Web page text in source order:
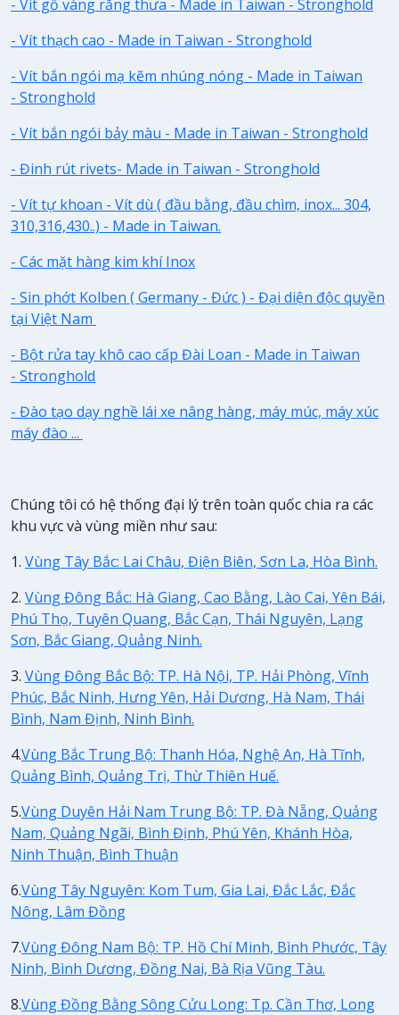
- Vít gỗ vàng răng thưa - Made in Taiwan - Stronghold
- Vít thạch cao - Made in Taiwan - Stronghold
- Vít bắn ngói mạ kẽm nhúng nóng - Made in Taiwan
- Stronghold
- Vít bắn ngói bảy màu - Made in Taiwan - Stronghold
- Đinh rút rivets- Made in Taiwan - Stronghold
- Vít tự khoan - Vít dù ( đầu bằng, đầu chìm, inox... 304,
310,316,430..) - Made in Taiwan.
- Các mặt hàng kim khí Inox
- Sin phớt Kolben ( Germany - Đức ) - Đại diện độc quyền
tại Việt Nam
- Bột rửa tay khô cao cấp Đài Loan - Made in Taiwan
- Stronghold
- Đào tạo dạy nghề lái xe nâng hàng, máy múc, máy xúc
máy đào ...
Chúng tôi có hệ thống đại lý trên toàn quốc chia ra các
khu vực và vùng miền như sau:
1. Vùng Tây Bắc: Lai Châu, Điện Biên, Sơn La, Hòa Bình.
2. Vùng Đông Bắc: Hà Giang, Cao Bằng, Lào Cai, Yên Bái,
Phú Thọ, Tuyên Quang, Bắc Cạn, Thái Nguyên, Lạng
Sơn, Bắc Giang, Quảng Ninh.
3. Vùng Đông Bắc Bộ: TP. Hà Nội, TP. Hải Phòng, Vĩnh
Phúc, Bắc Ninh, Hưng Yên, Hải Dương, Hà Nam, Thái
Bình, Nam Định, Ninh Bình.
4.Vùng Bắc Trung Bộ: Thanh Hóa, Nghệ An, Hà Tĩnh,
Quảng Bình, Quảng Trị, Thừ Thiên Huế.
5.Vùng Duyên Hải Nam Trung Bộ: TP. Đà Nẵng, Quảng
Nam, Quảng Ngãi, Bình Định, Phú Yên, Khánh Hòa,
Ninh Thuận, Bình Thuận
6.Vùng Tây Nguyên: Kom Tum, Gia Lai, Đắc Lắc, Đắc
Nông, Lâm Đồng
7.Vùng Đông Nam Bộ: TP. Hồ Chí Minh, Bình Phước, Tây
Ninh, Bình Dương, Đồng Nai, Bà Rịa Vũng Tàu.
8.Vùng Đồng Bằng Sông Cửu Long: Tp. Cần Thơ, Long